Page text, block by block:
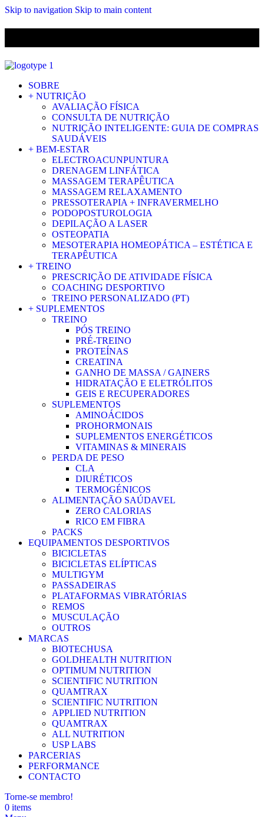
Skip to navigation Skip to main content
SOBRE
+ NUTRIÇÃO
AVALIAÇÃO FÍSICA
CONSULTA DE NUTRIÇÃO
NUTRIÇÃO INTELIGENTE: GUIA DE COMPRAS
SAUDÁVEIS
+ BEM-ESTAR
ELECTROACUNPUNTURA
DRENAGEM LINFÁTICA
MASSAGEM TERAPÊUTICA
MASSAGEM RELAXAMENTO
PRESSOTERAPIA + INFRAVERMELHO
PODOPOSTUROLOGIA
DEPILAÇÃO A LASER
OSTEOPATIA
MESOTERAPIA HOMEOPÁTICA – ESTÉTICA E
TERAPÊUTICA
+ TREINO
PRESCRIÇÃO DE ATIVIDADE FÍSICA
COACHING DESPORTIVO
TREINO PERSONALIZADO (PT)
+ SUPLEMENTOS
TREINO
PÓS TREINO
PRÉ-TREINO
PROTEÍNAS
CREATINA
GANHO DE MASSA / GAINERS
HIDRATAÇÃO E ELETRÓLITOS
GEIS E RECUPERADORES
SUPLEMENTOS
AMINOÁCIDOS
PROHORMONAIS
SUPLEMENTOS ENERGÉTICOS
VITAMINAS & MINERAIS
PERDA DE PESO
CLA
DIURÉTICOS
TERMOGÉNICOS
ALIMENTAÇÃO SAÚDAVEL
ZERO CALORIAS
RICO EM FIBRA
PACKS
EQUIPAMENTOS DESPORTIVOS
BICICLETAS
BICICLETAS ELÍPTICAS
MULTIGYM
PASSADEIRAS
PLATAFORMAS VIBRATÓRIAS
REMOS
MUSCULAÇÃO
OUTROS
MARCAS
BIOTECHUSA
GOLDHEALTH NUTRITION
OPTIMUM NUTRITION
SCIENTIFIC NUTRITION
QUAMTRAX
SCIENTIFIC NUTRITION
APPLIED NUTRITION
QUAMTRAX
ALL NUTRITION
USP LABS
PARCERIAS
PERFORMANCE
CONTACTO
Torne-se membro!
0 items